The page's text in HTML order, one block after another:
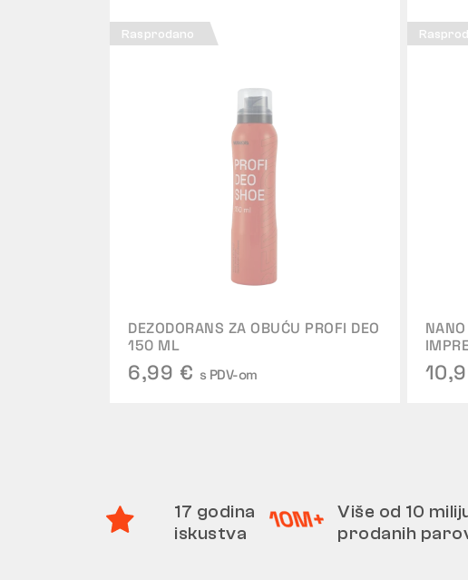
Rasprodano
DEZODORANS ZA OBUĆU PROFI DEO
150 ML
6,99 € s PDV-om
17 godina
iskustva
Više od 10
prodanih